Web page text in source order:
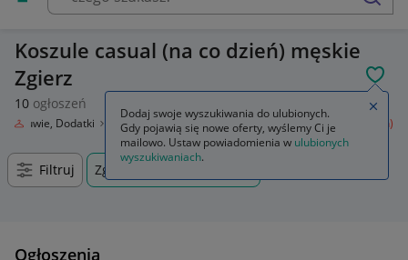
Koszule casual (na co dzień) męskie
Zgierz
10 ogłoszeń
Obuwie, Dodatki Odzież męska Koszule Koszule casual (na co dzień)
Filtruj Zgierz, Łódzkie, +0 km
Ogłoszenia
Dodaj swoje wyszukiwania do ulubionych.
Gdy pojawią się nowe oferty, wyślemy Ci je
mailowo. Ustaw powiadomienia w ulubionych
wyszukiwaniach.